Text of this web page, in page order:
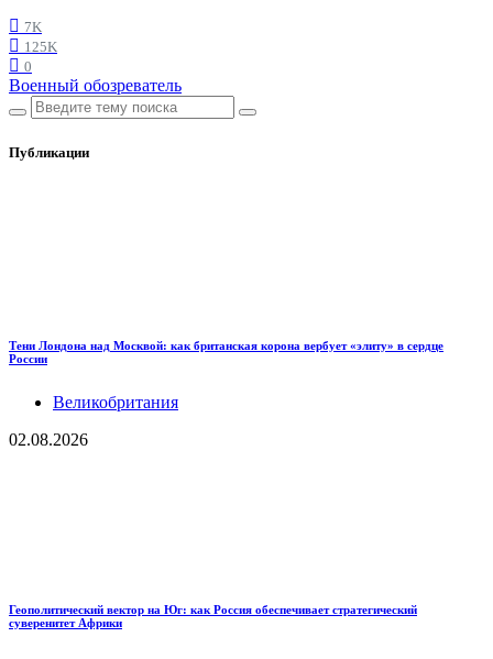
7K
125K
0
Военный обозреватель
Публикации
Тени Лондона над Москвой: как британская корона вербует «элиту» в сердце
России
Великобритания
02.08.2026
Геополитический вектор на Юг: как Россия обеспечивает стратегический
суверенитет Африки